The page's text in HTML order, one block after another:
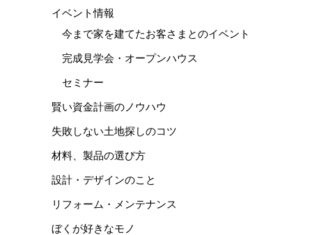
イベント情報
今まで家を建てたお客さまとのイベント
完成見学会・オープンハウス
セミナー
賢い資金計画のノウハウ
失敗しない土地探しのコツ
材料、製品の選び方
設計・デザインのこと
リフォーム・メンテナンス
ぼくが好きなモノ